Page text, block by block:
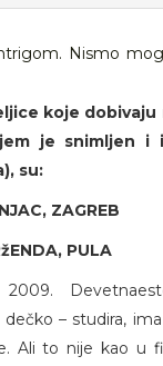
Nismo
koje dobivaju
je snimljen i
su:
ZAGREB
PULA
dečko – studira,
Ali to nije kao u